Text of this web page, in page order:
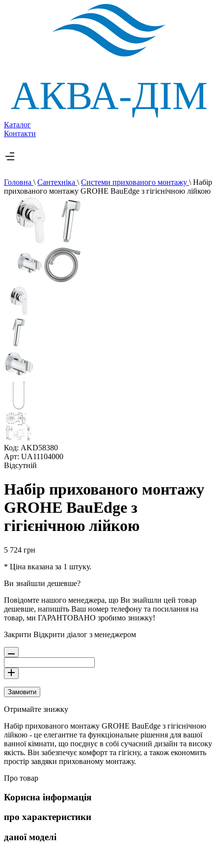
Каталог
Контакти
Головна \ Сантехніка \ Системи прихованого монтажу \ Набір
прихованого монтажу GROHE BauEdge з гігієнічною лійкою
Код: AKD58380
Арт: UA11104000
Відсутній
Набір прихованого монтажу
GROHE BauEdge з
гігієнічною лійкою
5 724 грн
* Ціна вказана за 1 штуку.
Ви знайшли дешевше?
Повідомте нашого менеджера, що Ви знайшли цей товар
дешевше, напишіть Ваш номер телефону та посилання на
товар, ми ГАРАНТОВАНО зробимо знижку!
Закрити Відкрити діалог з менеджером
Замовити
Отримайте знижку
Набір прихованого монтажу GROHE BauEdge з гігієнічною
лійкою - це елегантне та функціональне рішення для вашої
ванної кімнати, що поєднує в собі сучасний дизайн та високу
якість. Він забезпечує комфорт та гігієну, а також економить
простір завдяки прихованому монтажу.
Про товар
Корисна інформація
про характеристики
даної моделі